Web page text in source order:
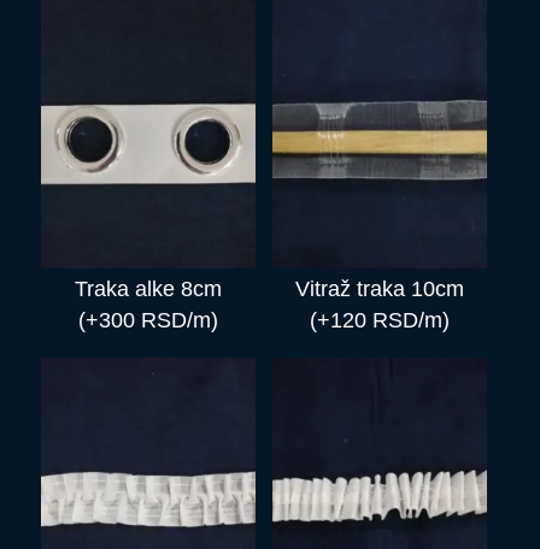
Traka alke 8cm
(+300 RSD/m)
Vitraž traka 10cm
(+120 RSD/m)